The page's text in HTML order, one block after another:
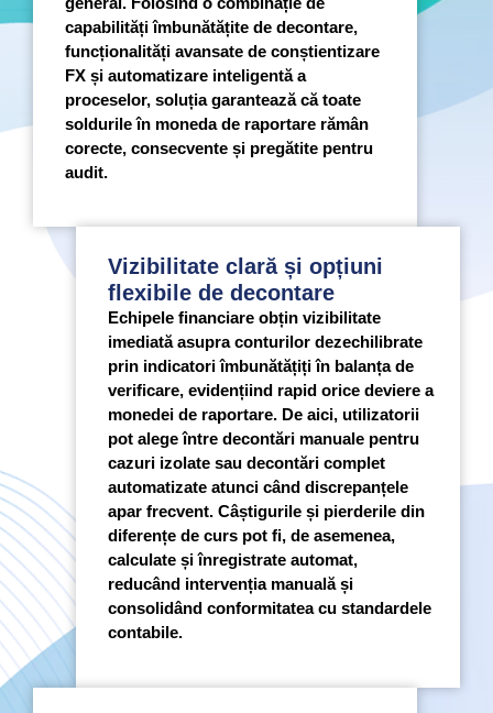
capabilități îmbunătățite de decontare,
funcționalități avansate de conștientizare
FX și automatizare inteligentă a
proceselor, soluția garantează că toate
soldurile în moneda de raportare rămân
corecte, consecvente și pregătite pentru
audit.
Vizibilitate clară și opțiuni
flexibile de decontare
Echipele financiare obțin vizibilitate
imediată asupra conturilor dezechilibrate
prin indicatori îmbunătățiți în balanța de
verificare, evidențiind rapid orice deviere a
monedei de raportare. De aici, utilizatorii
pot alege între decontări manuale pentru
cazuri izolate sau decontări complet
automatizate atunci când discrepanțele
apar frecvent. Câștigurile și pierderile din
diferențe de curs pot fi, de asemenea,
calculate și înregistrate automat,
reducând intervenția manuală și
consolidând conformitatea cu standardele
contabile.